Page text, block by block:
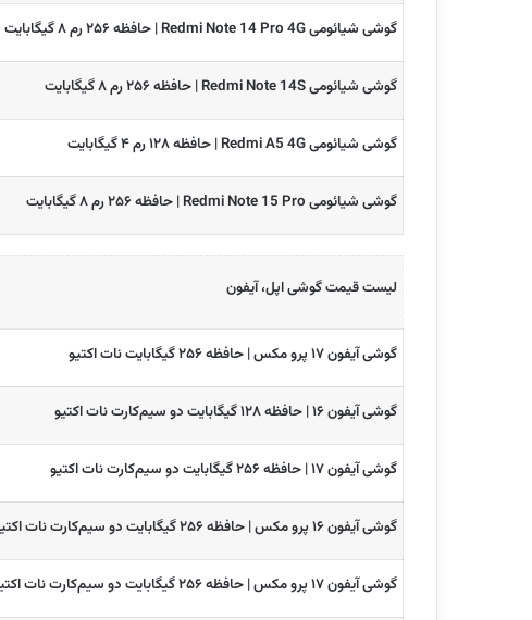
گوشی شیائومی Redmi Note 14 Pro 4G | حافظه ۲۵۶ رم ۸ گیگابایت
گوشی شیائومی Redmi Note 14S | حافظه ۲۵۶ رم ۸ گیگابایت
گوشی شیائومی Redmi A5 4G | حافظه ۱۲۸ رم ۴ گیگابایت
گوشی شیائومی Redmi Note 15 Pro | حافظه ۲۵۶ رم ۸ گیگابایت
لیست قیمت گوشی اپل، آیفون
گوشی آیفون ۱۷ پرو مکس | حافظه ۲۵۶ گیگابایت نات اکتیو
گوشی آیفون ۱۶ | حافظه ۱۲۸ گیگابایت دو سیم‌کارت نات اکتیو
گوشی آیفون ۱۷ | حافظه ۲۵۶ گیگابایت دو سیم‌کارت نات اکتیو
گوشی آیفون ۱۶ پرو مکس | حافظه ۲۵۶ گیگابایت دو سیم‌کارت نات اکتیو
گوشی آیفون ۱۷ پرو مکس | حافظه ۲۵۶ گیگابایت دو سیم‌کارت نات اکتیو